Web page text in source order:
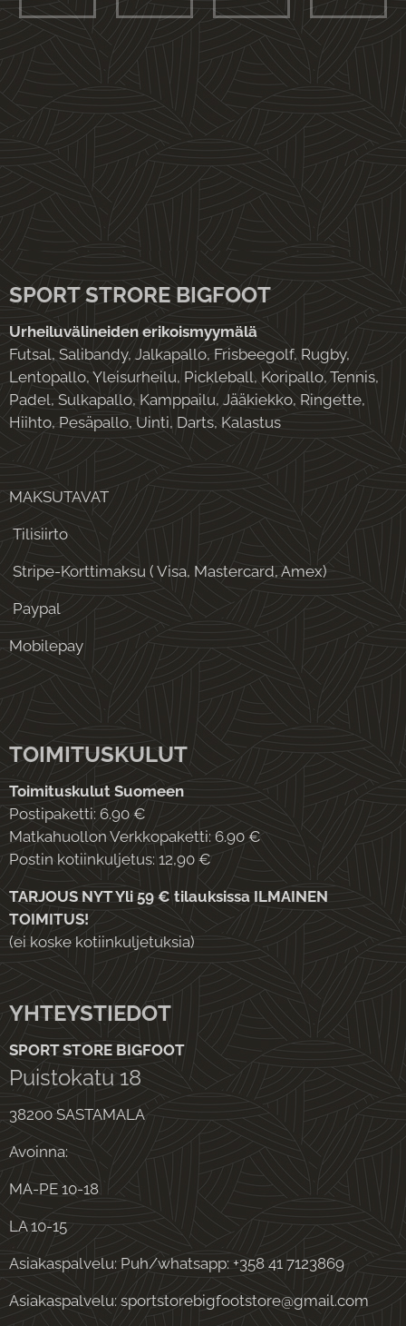
SPORT STRORE BIGFOOT
Urheiluvälineiden erikoismyymälä
Futsal, Salibandy, Jalkapallo, Frisbeegolf, Rugby,
Lentopallo, Yleisurheilu, Pickleball, Koripallo, Tennis,
Padel, Sulkapallo, Kamppailu, Jääkiekko, Ringette,
Hiihto, Pesäpallo, Uinti, Darts, Kalastus
MAKSUTAVAT
Tilisiirto
Stripe-Korttimaksu ( Visa, Mastercard, Amex)
Paypal
Mobilepay
TOIMITUSKULUT
Toimituskulut Suomeen
Postipaketti: 6.90 €
Matkahuollon Verkkopaketti: 6.90 €
Postin kotiinkuljetus: 12,90 €
TARJOUS NYT Yli 59 € tilauksissa ILMAINEN
TOIMITUS!
(ei koske kotiinkuljetuksia)
YHTEYSTIEDOT
SPORT STORE BIGFOOT
Puistokatu 18
38200 SASTAMALA
Avoinna:
MA-PE 10-18
LA 10-15
Asiakaspalvelu: Puh/whatsapp: +358 41 7123869
Asiakaspalvelu: sportstorebigfootstore@gmail.com